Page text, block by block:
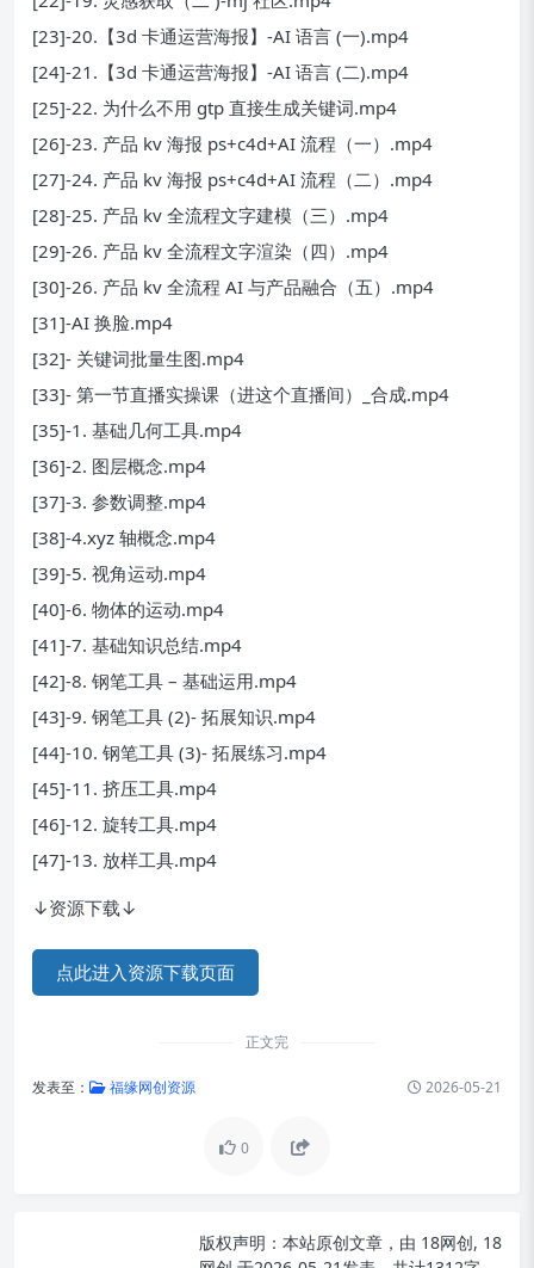
[23]-20.【3d 卡通运营海报】-AI 语言 (一).mp4
[24]-21.【3d 卡通运营海报】-AI 语言 (二).mp4
[25]-22. 为什么不用 gtp 直接生成关键词.mp4
[26]-23. 产品 kv 海报 ps+c4d+AI 流程（一）.mp4
[27]-24. 产品 kv 海报 ps+c4d+AI 流程（二）.mp4
[28]-25. 产品 kv 全流程文字建模（三）.mp4
[29]-26. 产品 kv 全流程文字渲染（四）.mp4
[30]-26. 产品 kv 全流程 AI 与产品融合（五）.mp4
[31]-AI 换脸.mp4
[32]- 关键词批量生图.mp4
[33]- 第一节直播实操课（进这个直播间）_合成.mp4
[35]-1. 基础几何工具.mp4
[36]-2. 图层概念.mp4
[37]-3. 参数调整.mp4
[38]-4.xyz 轴概念.mp4
[39]-5. 视角运动.mp4
[40]-6. 物体的运动.mp4
[41]-7. 基础知识总结.mp4
[42]-8. 钢笔工具 – 基础运用.mp4
[43]-9. 钢笔工具 (2)- 拓展知识.mp4
[44]-10. 钢笔工具 (3)- 拓展练习.mp4
[45]-11. 挤压工具.mp4
[46]-12. 旋转工具.mp4
[47]-13. 放样工具.mp4
↓资源下载↓
点此进入资源下载页面
正文完
发表至： 福缘网创资源 2026-05-21
0
版权声明： 本站原创文章，由 18网创, 18